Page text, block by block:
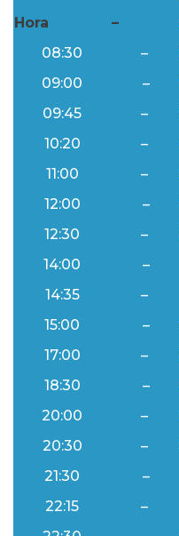
Hora –
08:30
–
09:00
–
09:45
–
10:20
–
11:00
–
12:00
–
12:30
–
14:00
–
14:35
–
15:00
–
17:00
–
18:30
–
20:00
–
20:30
–
21:30
–
22:15
–